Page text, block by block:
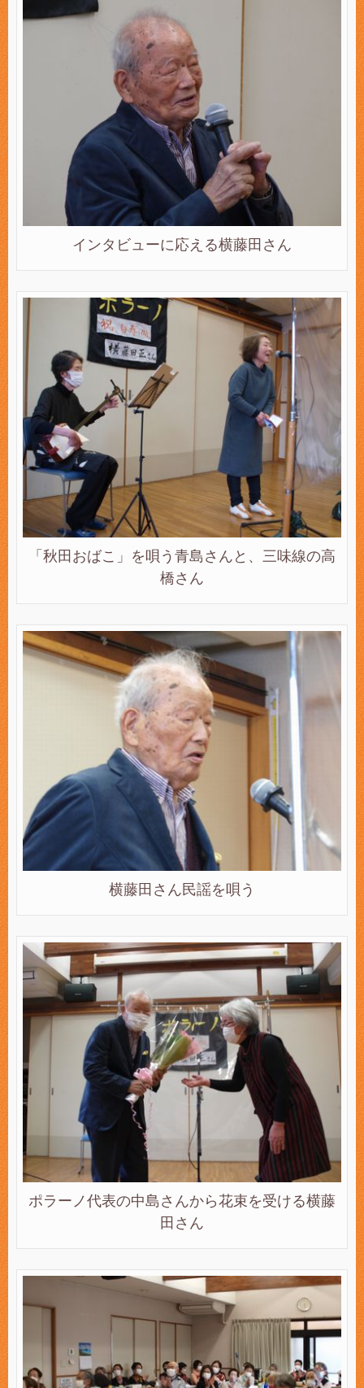
インタビューに応える横藤田さん
「秋田おばこ」を唄う青島さんと、三味線の高
橋さん
横藤田さん民謡を唄う
ポラーノ代表の中島さんから花束を受ける横藤
田さん